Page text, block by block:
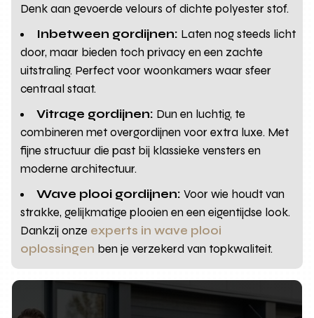
Denk aan gevoerde velours of dichte polyester stof.
Inbetween gordijnen: Laten nog steeds licht
door, maar bieden toch privacy en een zachte
uitstraling. Perfect voor woonkamers waar sfeer
centraal staat.
Vitrage gordijnen: Dun en luchtig, te
combineren met overgordijnen voor extra luxe. Met
fijne structuur die past bij klassieke vensters en
moderne architectuur.
Wave plooi gordijnen: Voor wie houdt van
strakke, gelijkmatige plooien en een eigentijdse look.
Dankzij onze experts in wave plooi
oplossingen ben je verzekerd van topkwaliteit.